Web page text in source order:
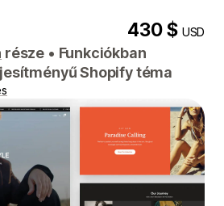
430 $USD
része • Funkciókban
Shopify téma